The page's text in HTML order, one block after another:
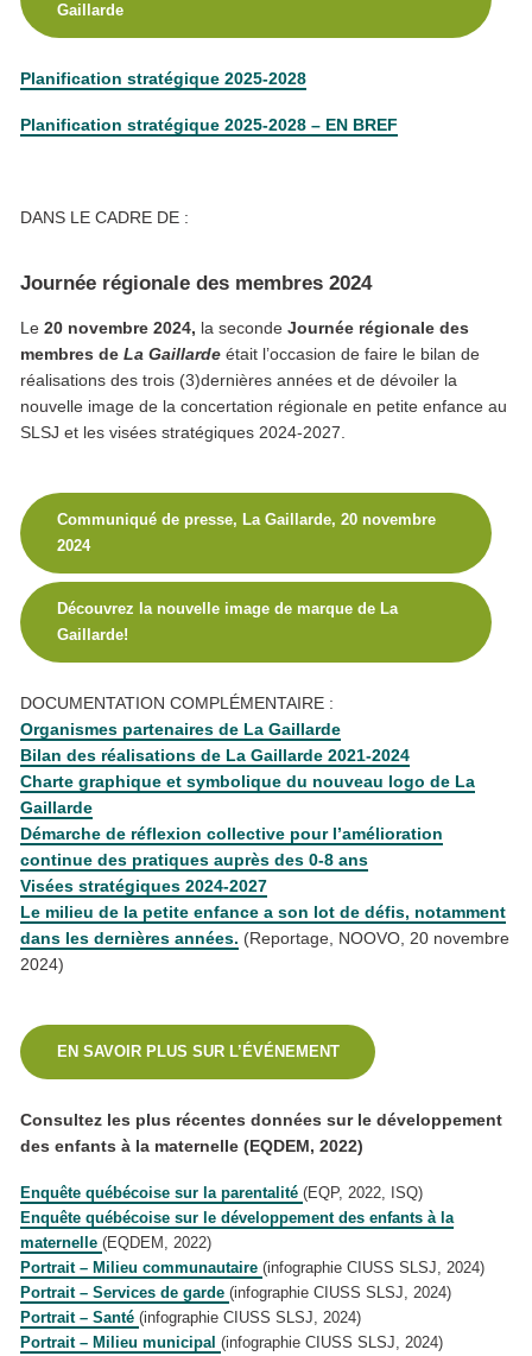
Gaillarde
Planification stratégique 2025-2028
Planification stratégique 2025-2028 – EN BREF
DANS LE CADRE DE :
Journée régionale des membres 2024
Le 20 novembre 2024, la seconde Journée régionale des
membres de La Gaillarde était l’occasion de faire le bilan de
réalisations des trois (3)dernières années et de dévoiler la
nouvelle image de la concertation régionale en petite enfance au
SLSJ et les visées stratégiques 2024-2027.
Communiqué de presse, La Gaillarde, 20 novembre
2024
Découvrez la nouvelle image de marque de La
Gaillarde!
DOCUMENTATION COMPLÉMENTAIRE :
Organismes partenaires de La Gaillarde
Bilan des réalisations de La Gaillarde 2021-2024
Charte graphique et symbolique du nouveau logo de La
Gaillarde
Démarche de réflexion collective pour l’amélioration
continue des pratiques auprès des 0-8 ans
Visées stratégiques 2024-2027
Le milieu de la petite enfance a son lot de défis, notamment
dans les dernières années. (Reportage, NOOVO, 20 novembre
2024)
EN SAVOIR PLUS SUR L’ÉVÉNEMENT
Consultez les plus récentes données sur le développement
des enfants à la maternelle (EQDEM, 2022)
Enquête québécoise sur la parentalité (EQP, 2022, ISQ)
Enquête québécoise sur le développement des enfants à la
maternelle (EQDEM, 2022)
Portrait – Milieu communautaire (infographie CIUSS SLSJ, 2024)
Portrait – Services de garde (infographie CIUSS SLSJ, 2024)
Portrait – Santé (infographie CIUSS SLSJ, 2024)
Portrait – Milieu municipal (infographie CIUSS SLSJ, 2024)